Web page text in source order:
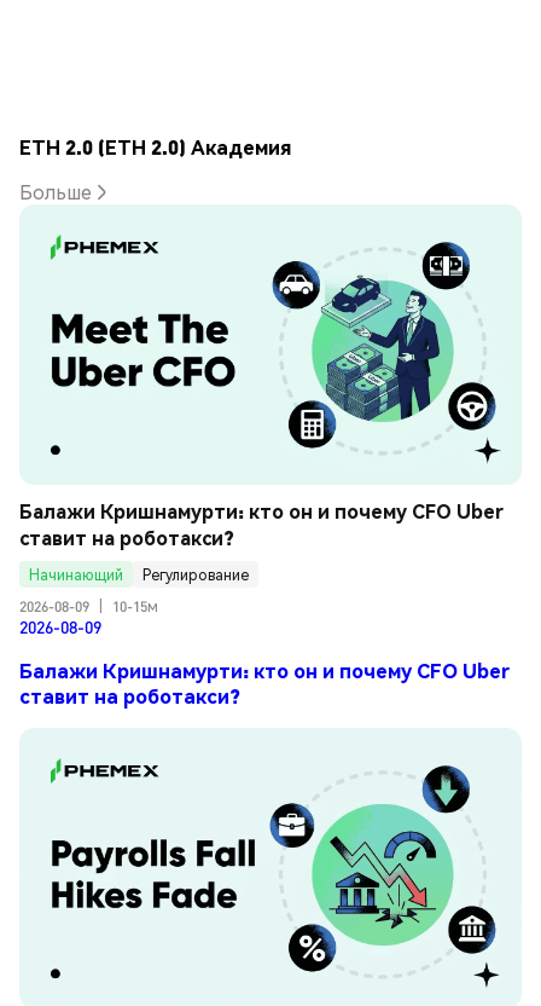
ETH 2.0 (ETH 2.0) Академия
Больше
Балажи Кришнамурти: кто он и почему CFO Uber
ставит на роботакси?
Начинающий
Регулирование
2026-08-09
10-15м
2026-08-09
Балажи Кришнамурти: кто он и почему CFO Uber
ставит на роботакси?